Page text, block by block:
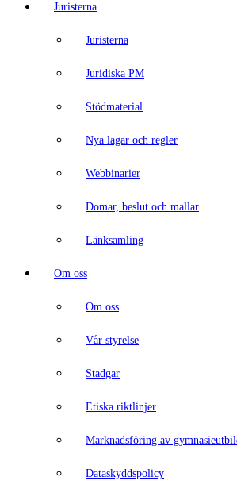
Juristerna
Juristerna
Juridiska PM
Stödmaterial
Nya lagar och regler
Webbinarier
Domar, beslut och mallar
Länksamling
Om oss
Om oss
Vår styrelse
Stadgar
Etiska riktlinjer
Marknadsföring av
Dataskyddspolicy